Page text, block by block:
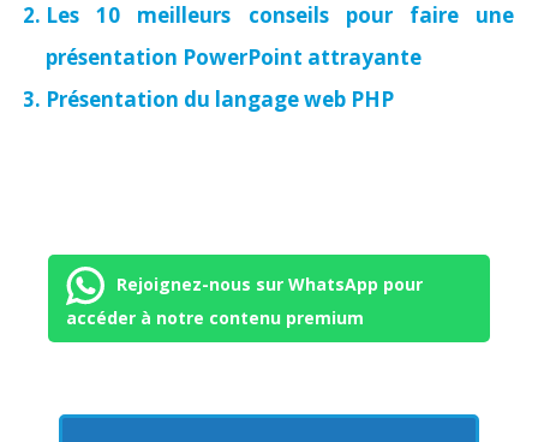
Les 10 meilleurs conseils pour faire une
présentation PowerPoint attrayante
Présentation du langage web PHP
Rejoignez-nous sur WhatsApp pour
accéder à notre contenu premium